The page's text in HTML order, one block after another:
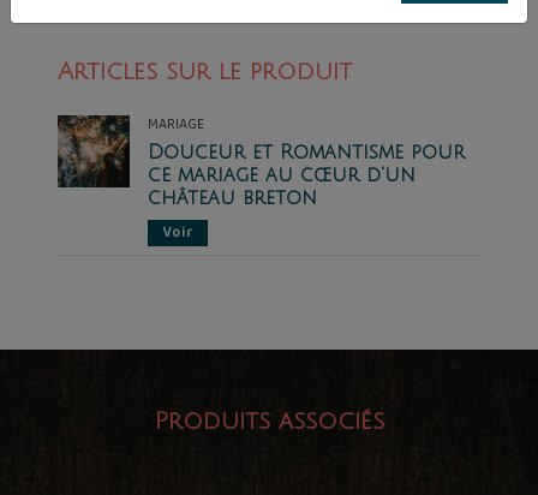
Articles sur le produit
MARIAGE
Douceur et Romantisme pour
ce mariage au cœur d'un
château breton
Voir
Produits associés